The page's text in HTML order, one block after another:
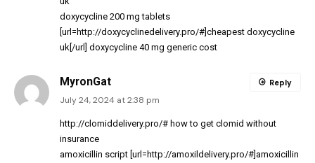
doxycycline 200 mg tablets
[url=http://doxycyclinedelivery.pro/#]cheapest doxycycline
uk[/url] doxycycline 40 mg generic cost
MyronGat
July 24, 2024 at 2:38 pm
http://clomiddelivery.pro/# how to get clomid without
insurance
amoxicillin script [url=http://amoxildelivery.pro/#]amoxicillin
Reply